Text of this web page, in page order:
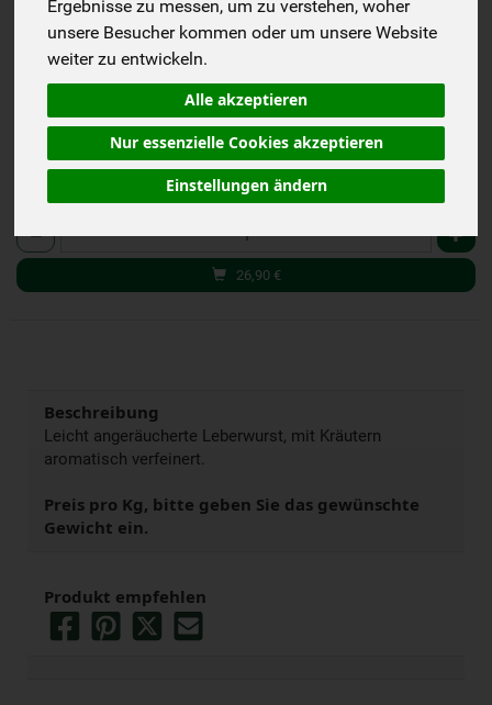
Ergebnisse zu messen, um zu verstehen, woher
unsere Besucher kommen oder um unsere Website
weiter zu entwickeln.
Alle akzeptieren
Nur essenzielle Cookies akzeptieren
Einstellungen ändern
26,90 € * / kg
(26,90 € / kg)
g Kg
26,90 €
Beschreibung
Leicht angeräucherte Leberwurst, mit Kräutern
aromatisch verfeinert.
Preis pro Kg, bitte geben Sie das gewünschte
Gewicht ein.
Produkt empfehlen